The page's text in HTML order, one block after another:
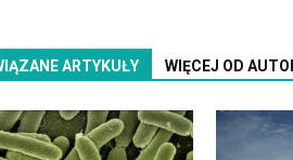
ARTYKUŁY WIĘCEJ OD